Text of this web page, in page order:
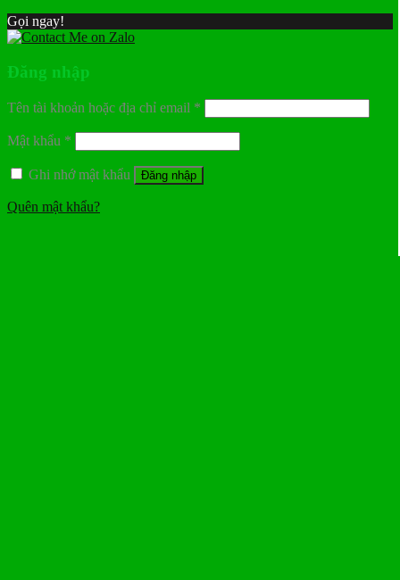
Gọi ngay!
Đăng nhập
Tên tài khoản hoặc địa chỉ email *
Mật khẩu *
Ghi nhớ mật khẩu Đăng nhập
Quên mật khẩu?